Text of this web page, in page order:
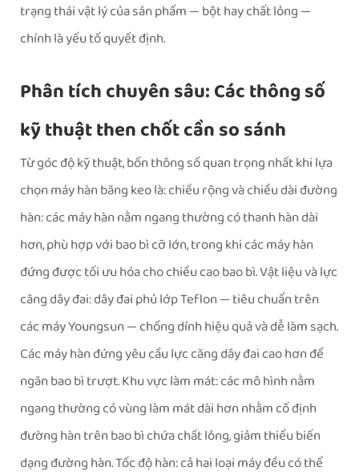
trạng thái vật lý của sản phẩm — bột hay chất lỏng —
chính là yếu tố quyết định.
Phân tích chuyên sâu: Các thông số
kỹ thuật then chốt cần so sánh
Từ góc độ kỹ thuật, bốn thông số quan trọng nhất khi lựa
chọn máy hàn băng keo là: chiều rộng và chiều dài đường
hàn: các máy hàn nằm ngang thường có thanh hàn dài
hơn, phù hợp với bao bì cỡ lớn, trong khi các máy hàn
đứng được tối ưu hóa cho chiều cao bao bì. Vật liệu và lực
căng dây đai: dây đai phủ lớp Teflon — tiêu chuẩn trên
các máy Youngsun — chống dính hiệu quả và dễ làm sạch.
Các máy hàn đứng yêu cầu lực căng dây đai cao hơn để
ngăn bao bì trượt. Khu vực làm mát: các mô hình nằm
ngang thường có vùng làm mát dài hơn nhằm cố định
đường hàn trên bao bì chứa chất lỏng, giảm thiểu biến
dạng đường hàn. Tốc độ hàn: cả hai loại máy đều có thể